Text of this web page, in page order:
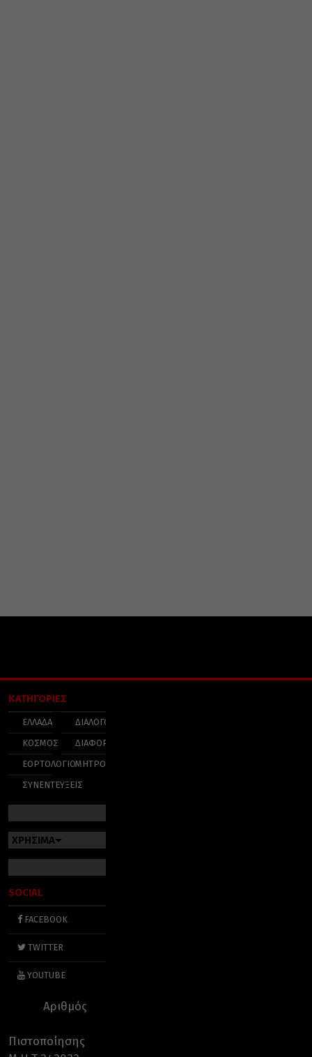
ΚΑΤΗΓΟΡΙΕΣ
ΕΛΛΑΔΑ
ΚΟΣΜΟΣ
ΕΟΡΤΟΛΟΓΙΟ
ΣΥΝΕΝΤΕΥΞΕΙΣ
ΔΙΑΛΟΓΟΣ
ΔΙΑΦΟΡΑ
ΜΗΤΡΟΠΟΛΕΙΣ
ΧΡΗΣΙΜΑ
SOCIAL
FACEBOOK
TWITTER
YOUTUBE
Αριθμός
Πιστοποίησης